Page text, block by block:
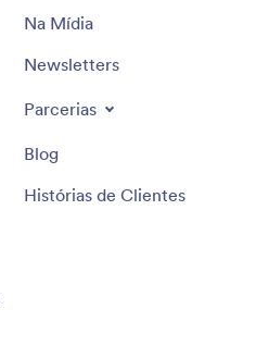
Na Mídia
Newsletters
Parcerias
Blog
Histórias de Clientes